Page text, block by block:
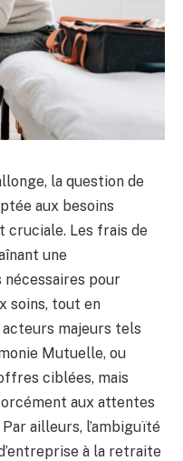
la question de
aux besoins
cruciale. Les frais de
une
pour
soins, tout en
majeurs tels
Mutuelle, ou
ciblées, mais
aux attentes
ailleurs, l’ambiguïté
à la retraite